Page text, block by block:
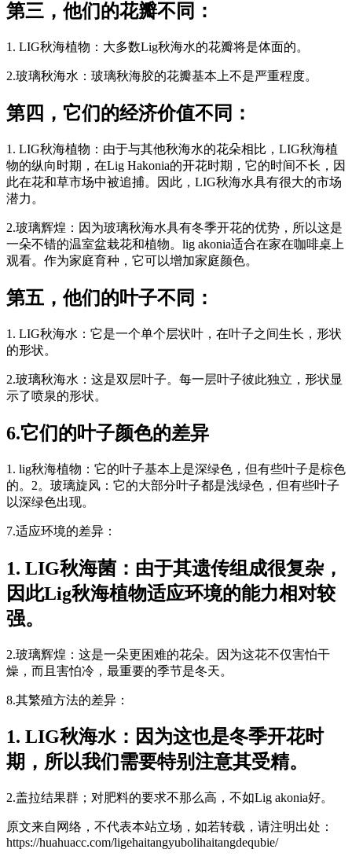
第三，他们的花瓣不同：
1. LIG秋海植物：大多数Lig秋海水的花瓣将是体面的。
2.玻璃秋海水：玻璃秋海胶的花瓣基本上不是严重程度。
第四，它们的经济价值不同：
1. LIG秋海植物：由于与其他秋海水的花朵相比，LIG秋海植
物的纵向时期，在Lig Hakonia的开花时期，它的时间不长，因
此在花和草市场中被追捕。因此，LIG秋海水具有很大的市场
潜力。
2.玻璃辉煌：因为玻璃秋海水具有冬季开花的优势，所以这是
一朵不错的温室盆栽花和植物。lig akonia适合在家在咖啡桌上
观看。作为家庭育种，它可以增加家庭颜色。
第五，他们的叶子不同：
1. LIG秋海水：它是一个单个层状叶，在叶子之间生长，形状
的形状。
2.玻璃秋海水：这是双层叶子。每一层叶子彼此独立，形状显
示了喷泉的形状。
6.它们的叶子颜色的差异
1. lig秋海植物：它的叶子基本上是深绿色，但有些叶子是棕色
的。2。玻璃旋风：它的大部分叶子都是浅绿色，但有些叶子
以深绿色出现。
7.适应环境的差异：
1. LIG秋海菌：由于其遗传组成很复杂，
因此Lig秋海植物适应环境的能力相对较
强。
2.玻璃辉煌：这是一朵更困难的花朵。因为这花不仅害怕干
燥，而且害怕冷，最重要的季节是冬天。
8.其繁殖方法的差异：
1. LIG秋海水：因为这也是冬季开花时
期，所以我们需要特别注意其受精。
2.盖拉结果群；对肥料的要求不那么高，不如Lig akonia好。
原文来自网络，不代表本站立场，如若转载，请注明出处：
https://huahuacc.com/ligehaitangyubolihaitangdequbie/